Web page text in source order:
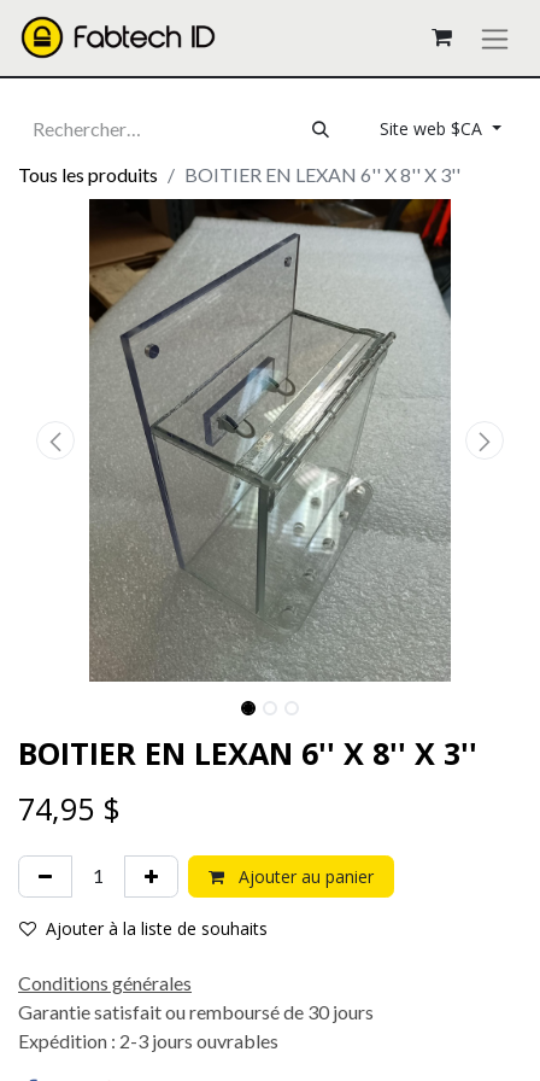
Site web $CA
Tous les produits
BOITIER EN LEXAN 6'' X 8'' X 3''
BOITIER EN LEXAN 6'' X 8'' X 3''
74,95 $
Ajouter au panier
Ajouter à la liste de souhaits
Conditions générales
Garantie satisfait ou remboursé de 30 jours
Expédition : 2-3 jours ouvrables